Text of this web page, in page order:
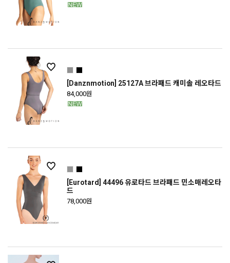
[Danznmotion] 25127A 브라패드 캐미솔 레오타드
84,000원
[Eurotard] 44496 유로타드 브라패드 민소매레오타
드
78,000원